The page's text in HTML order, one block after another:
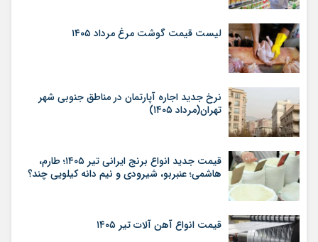
لیست قیمت گوشت مرغ مرداد ۱۴۰۵
نرخ جدید اجاره آپارتمان در مناطق جنوبی شهر
تهران(مرداد ۱۴۰۵)
قیمت جدید انواع برنج ایرانی تیر ۱۴۰۵؛ طارم،
هاشمی؛ عنبربو، شیرودی و نیم دانه کیلویی چند؟
قیمت انواع آهن آلات تیر ۱۴۰۵